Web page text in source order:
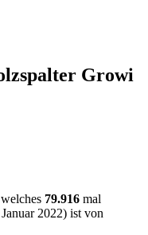
Growi
79.916 mal
2022) ist von